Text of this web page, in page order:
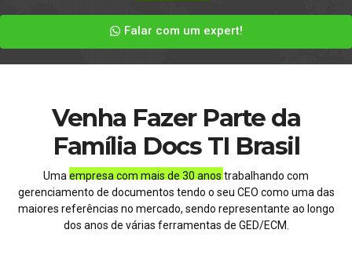
Falar com um expert!
Venha Fazer Parte da
Família Docs TI Brasil
Uma empresa com mais de 30 anos trabalhando com
gerenciamento de documentos tendo o seu CEO como uma das
maiores referências no mercado, sendo representante ao longo
dos anos de várias ferramentas de GED/ECM.